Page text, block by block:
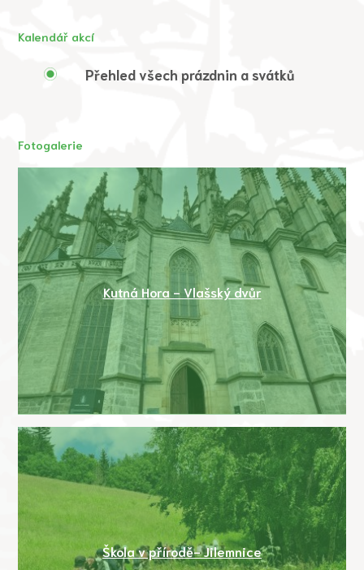
Kalendář akcí
Přehled všech prázdnin a svátků
Fotogalerie
Kutná Hora - Vlašský dvůr
Škola v přírodě- Jilemnice